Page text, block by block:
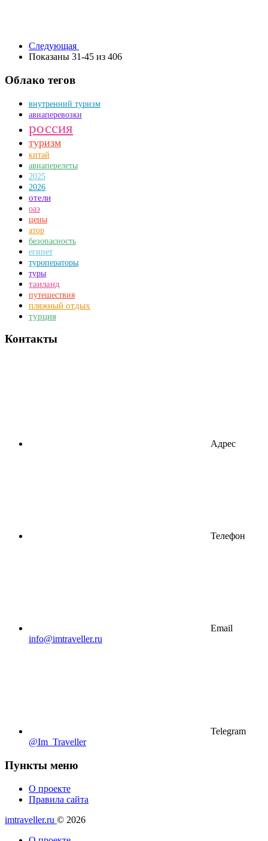
Следующая
Показаны 31-45 из 406
Облако тегов
внутренний туризм
авиаперевозки
россия
туризм
китай
авиаперелеты
2025
2026
отели
оаэ
цены
атор
безопасность
египет
туроператоры
туры
таиланд
путешествия
пляжный отдых
турция
Контакты
Адрес
Телефон
Email
info@imtraveller.ru
Telegram
@Im_Traveller
Пункты меню
О проекте
Правила сайта
imtraveller.ru © 2026